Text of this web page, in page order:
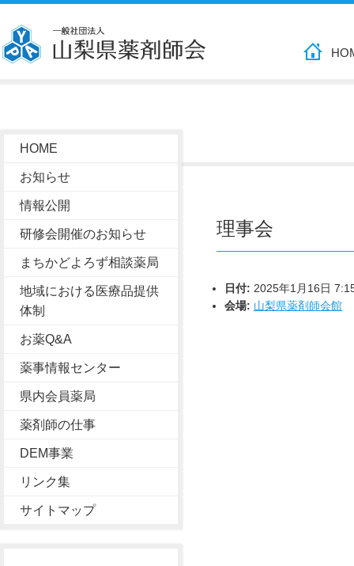
HOME
お知らせ
情報公開
研修会開催のお知らせ
まちかどよろず相談薬局
地域における医療品提供
体制
お薬Q&A
薬事情報センター
県内会員薬局
薬剤師の仕事
DEM事業
リンク集
サイトマップ
理事会
日付: 2025年1月16日
会場: 山梨県薬剤師会館